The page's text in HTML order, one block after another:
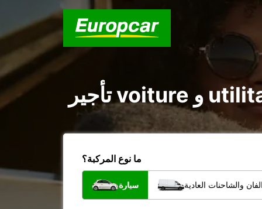
ما نوع المركبة؟
سيارة والشاحنات العادية